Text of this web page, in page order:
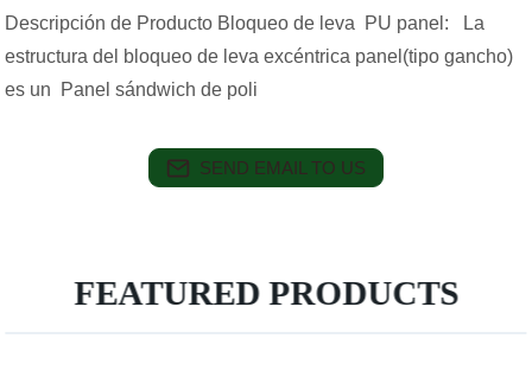
Descripción de Producto Bloqueo de leva PU panel: La
estructura del bloqueo de leva excéntrica panel(tipo gancho)
es un Panel sándwich de poli
SEND EMAIL TO US
FEATURED PRODUCTS